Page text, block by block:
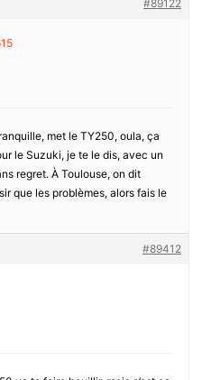
#89122
met le TY250, oula, ça
le Suzuki, je te le dis, avec un
regret. À Toulouse, on dit
que les problèmes, alors fais le
#89412